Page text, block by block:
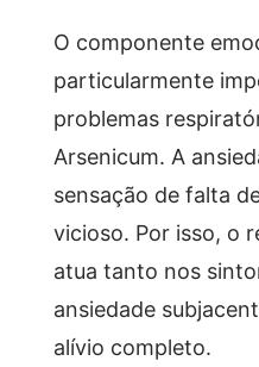
O componente
particularmente
problemas
Arsenicum. A
sensação de falta
vicioso. Por isso, o
atua tanto nos
ansiedade
alívio completo.